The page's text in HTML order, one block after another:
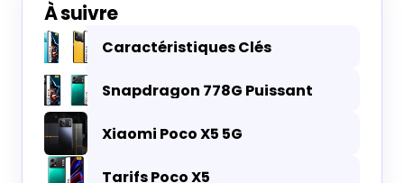
À suivre
Caractéristiques Clés
Snapdragon 778G Puissant
Xiaomi Poco X5 5G
Tarifs Poco X5